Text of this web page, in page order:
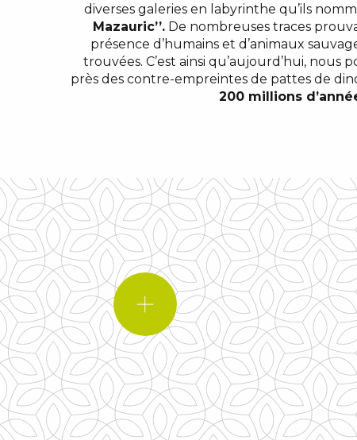
diverses galeries en labyrinthe qu’ils
Mazauric’’.De nombreuses traces
présence d’humains et d’animaux
trouvées. C’est ainsi qu’aujourd’hui, nous
près des contre-empreintes de pattes de
200 millions
LE SAVIEZ-VOUS ?